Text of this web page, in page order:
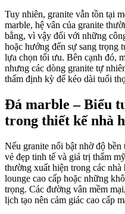
Tuy nhiên, granite vẫn tồn tại
marble, hệ vân của granite
bằng, vì vậy đối với những
hoặc hướng đến sự sang trọng
lựa chọn tối ưu. Bên cạnh đó,
nhưng các dòng granite tự
thấm định kỳ để kéo dài tuổi
Đá marble – Biểu
trong thiết kế nhà
Nếu granite nổi bật nhờ độ bền
vẻ đẹp tinh tế và giá trị thẩm
thường xuất hiện trong các
lounge cao cấp hoặc những
trọng. Các đường vân mềm
lịch tạo nên cảm giác cao cấp